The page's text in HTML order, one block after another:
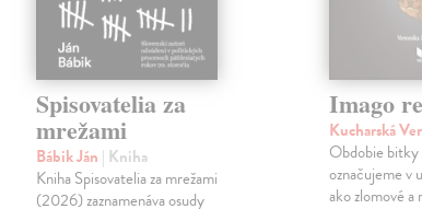
Spisovatelia za
mrežami
Bábik Ján | Kniha
Kniha Spisovatelia za mrežami
(2026) zaznamenáva osudy
Imago
Kucharská
Obdobie
označujeme v
ako zlomové